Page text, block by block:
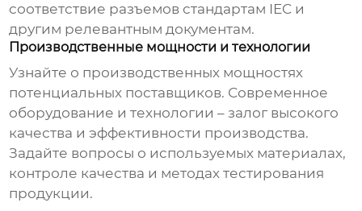
соответствие разъемов стандартам IEC и
другим релевантным документам.
Производственные мощности и технологии
Узнайте о производственных мощностях
потенциальных поставщиков. Современное
оборудование и технологии – залог высокого
качества и эффективности производства.
Задайте вопросы о используемых материалах,
контроле качества и методах тестирования
продукции.